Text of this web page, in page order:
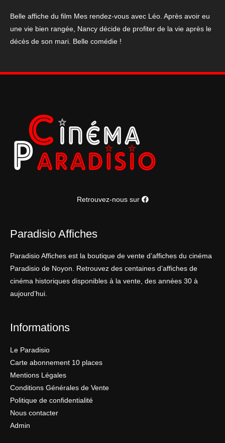
Léo
Belle affiche du film Mes rendez-vous avec Léo. Après avoir eu
une vie bien rangée, Nancy décide de profiter de la vie après le
décès de son mari. Belle comédie !
Retrouvez-nous sur
Paradisio Affiches
Paradisio Affiches est la boutique de vente d’affiches du cinéma
Paradisio de Noyon. Retrouvez des centaines d’affiches de
cinéma historiques disponibles à la vente, des années 30 à
aujourd’hui.
Informations
Le Paradisio
Carte abonnement 10 places
Mentions Légales
Conditions Générales de Vente
Politique de confidentialité
Nous contacter
Admin